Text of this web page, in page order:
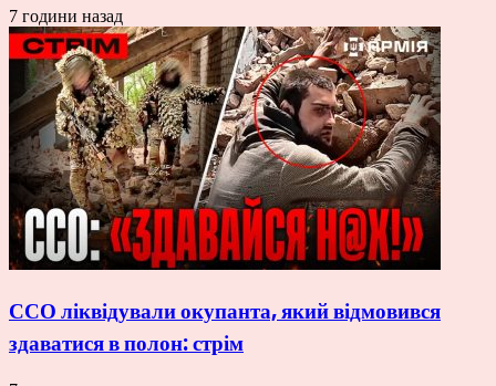
7 години назад
ССО ліквідували окупанта, який відмовився
здаватися в полон: стрім